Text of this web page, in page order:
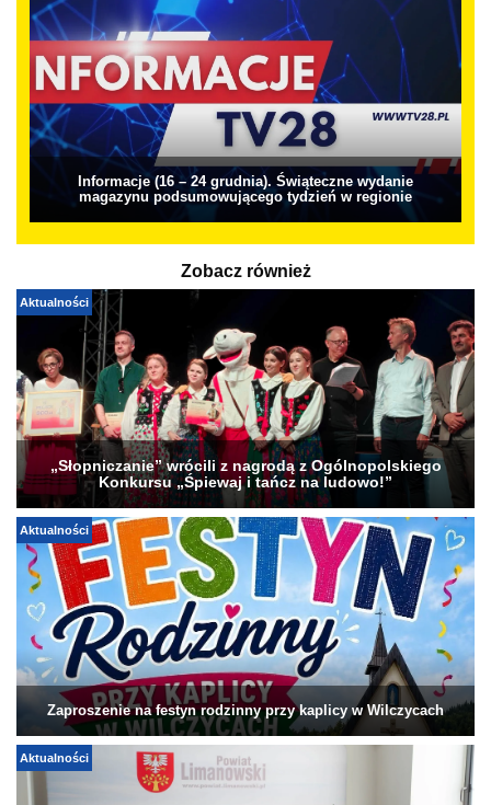
Informacje (16 – 24 grudnia). Świąteczne wydanie
magazynu podsumowującego tydzień w regionie
Zobacz również
Aktualności
„Słopniczanie” wrócili z nagrodą z Ogólnopolskiego
Konkursu „Śpiewaj i tańcz na ludowo!”
Aktualności
Zaproszenie na festyn rodzinny przy kaplicy w Wilczycach
Aktualności